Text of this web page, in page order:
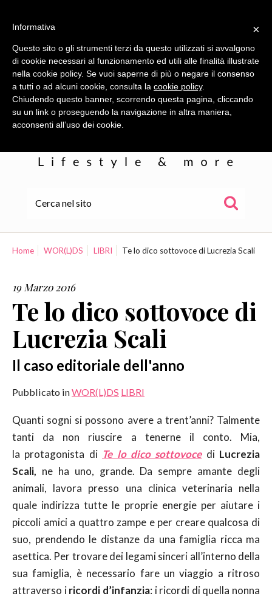
COLLABORAZIONI
CONTATTI
Home WOR(L)DS LIBRI Te lo dico sottovoce di Lucrezia Scali
19 Marzo 2016
Te lo dico sottovoce di
Lucrezia Scali
Il caso editoriale dell'anno
Pubblicato inWOR(L)DS LIBRI
Quanti sogni si possono avere a trent’anni? Talmente
tanti da non riuscire a tenerne il conto. Mia,
la protagonista di Te lo dico sottovocedi Lucrezia
Scali, ne ha uno, grande. Da sempre amante degli
animali, lavora presso una clinica veterinaria nella
quale indirizza tutte le proprie energie per aiutare i
piccoli amici a quattro zampe e per creare qualcosa di
suo, prendendo le distanze da una famiglia ricca ma
asettica. Per trovare dei legami sinceri all’interno della
sua famiglia, è necessario fare un viaggio a ritroso
attraverso iricordi d’infanzia: i ricordi di quella nonna
×
Informativa
Questo sito o gli strumenti terzi da questo utilizzati si avvalgono
di cookie necessari al funzionamento ed utili alle finalità illustrate
nella cookie policy. Se vuoi saperne di più o negare il consenso
a tutti o ad alcuni cookie, consulta la cookie policy.
Chiudendo questo banner, scorrendo questa pagina, cliccando
su un link o proseguendo la navigazione in altra maniera,
acconsenti all’uso dei cookie.